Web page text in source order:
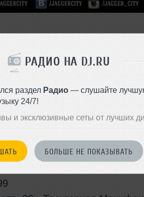
РАДИО НА DJ.RU
раздел Радио — слушайте
24/7!
и эксклюзивные сеты от лучших
БОЛЬШЕ НЕ ПОКАЗЫВАТЬ
Begin Early... JAGGER
Rocking!
Mr. V & Aks, Krasavin